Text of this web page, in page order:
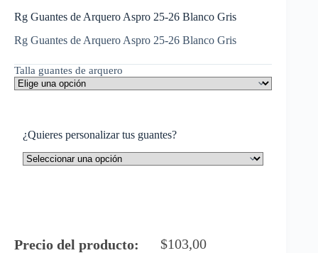
Rg Guantes de Arquero Aspro 25-26 Blanco Gris
Rg Guantes de Arquero Aspro 25-26 Blanco Gris
Talla guantes de arquero
¿Quieres personalizar tus guantes?
Precio del producto: $103,00